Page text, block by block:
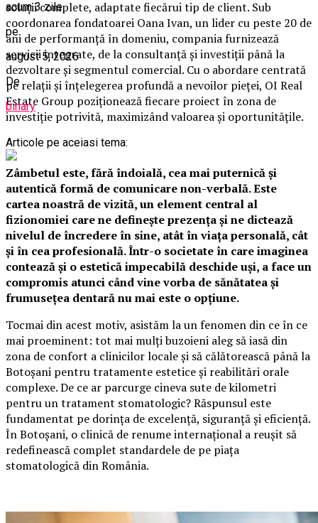
soluții complete, adaptate fiecărui tip de client. Sub
coordonarea fondatoarei Oana Ivan, un lider cu peste 20 de
ani de performanță în domeniu, compania furnizează
servicii integrate, de la consultanță și investiții până la
dezvoltare și segmentul comercial. Cu o abordare centrată
pe relații și înțelegerea profundă a nevoilor pieței, OI Real
Estate Group poziționează fiecare proiect în zona de
investiție potrivită, maximizând valoarea și oportunitățile.
Articole pe aceiasi tema:
acum 3 zile
pe
august 5, 2026
De
binary
Zâmbetul este, fără îndoială, cea mai puternică și
autentică formă de comunicare non-verbală. Este
cartea noastră de vizită, un element central al
fizionomiei care ne definește prezența și ne dictează
nivelul de încredere în sine, atât în viața personală, cât
și în cea profesională. Într-o societate în care imaginea
contează și o estetică impecabilă deschide uși, a face un
compromis atunci când vine vorba de sănătatea și
frumusețea dentară nu mai este o opțiune.
Tocmai din acest motiv, asistăm la un fenomen din ce în ce
mai proeminent: tot mai mulți buzoieni aleg să iasă din
zona de confort a clinicilor locale și să călătorească până la
Botoșani pentru tratamente estetice și reabilitări orale
complexe. De ce ar parcurge cineva sute de kilometri
pentru un tratament stomatologic? Răspunsul este
fundamentat pe dorința de excelență, siguranță și eficiență.
În Botoșani, o clinică de renume internațional a reușit să
redefinească complet standardele de pe piața
stomatologică din România.